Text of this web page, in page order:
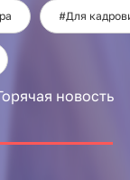
#Для
новость